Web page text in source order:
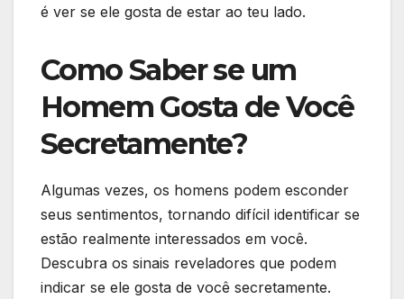
é ver se ele gosta de estar ao teu lado.
Como Saber se um
Homem Gosta de Você
Secretamente?
Algumas vezes, os homens podem esconder
seus sentimentos, tornando difícil identificar se
estão realmente interessados em você.
Descubra os sinais reveladores que podem
indicar se ele gosta de você secretamente.